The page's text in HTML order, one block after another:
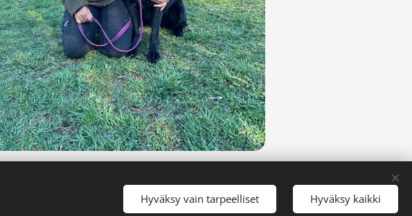
Hyväksy vain tarpeelliset Hyväksy kaikki